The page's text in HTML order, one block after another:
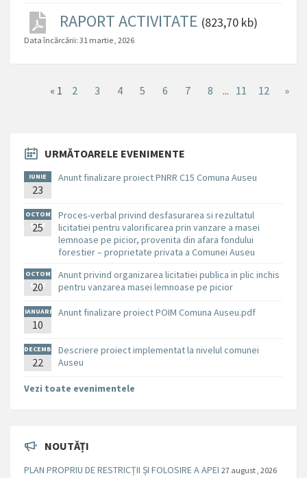
RAPORT ACTIVITATE (823,70 kb)
Data încărcării: 31 martie , 2026
« 1 2 3 4 5 6 7 8 ... 11 12 »
URMĂTOARELE EVENIMENTE
IUNIE
23
Anunt finalizare proiect PNRR C15 Comuna Auseu
OCTOM
BRIE
25
Proces-verbal privind desfasurarea si rezultatul
licitatiei pentru valorificarea prin vanzare a masei
lemnoase pe picior, provenita din afara fondului
forestier – proprietate privata a Comunei Auseu
OCTOM
BRIE
20
Anunt privind organizarea licitatiei publica in plic inchis
pentru vanzarea masei lemnoase pe picior
IANUARI
E
10
Anunt finalizare proiect POIM Comuna Auseu.pdf
DECEMB
RIE
22
Descriere proiect implementat la nivelul comunei
Auseu
Vezi toate evenimentele
NOUTĂȚI
PLAN PROPRIU DE RESTRICȚII ȘI FOLOSIRE A APEI 27 august , 2026